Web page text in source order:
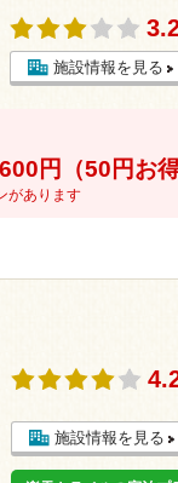
施設情報を見る
600円（50円お得
があります
施設情報を見る